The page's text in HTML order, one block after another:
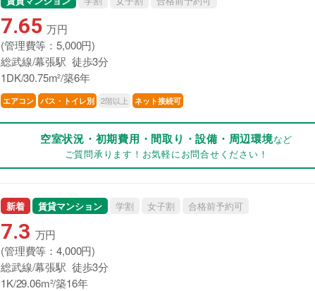
7.65 万円
(管理費等：5,000円)
総武線/幕張駅 徒歩3分
1DK/30.75m²/築6年
エアコン バス・トイレ別 2階以上 ネット接続可
空室状況・初期費用・間取り・設備・周辺環境など
ご質問承ります！お気軽にお問合せください！
新着 賃貸マンション 学割 女子割 合格前予約可
7.3 万円
(管理費等：4,000円)
総武線/幕張駅 徒歩3分
1K/29.06m²/築16年